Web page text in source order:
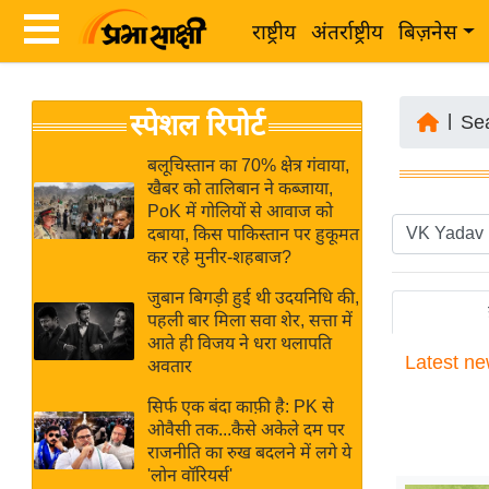
राष्ट्रीय अंतर्राष्ट्रीय बिज़नेस
News
Hindi
Hindi
Live
News in
Hindi
ब
र
अंतर्राष्ट्रीय
बिज़नेस
उद्योग
विशेषज्ञ
राय
स्पेशल रिपोर्ट
बलूचिस्तान का 70% क्षेत्र गंवाया,
खैबर को तालिबान ने कब्जाया,
PoK में गोलियों से आवाज को
दबाया, किस पाकिस्तान पर हुकूमत
कर रहे मुनीर-शहबाज?
जुबान बिगड़ी हुई थी उदयनिधि की,
पहली बार मिला सवा शेर, सत्ता में
आते ही विजय ने धरा थलापति
अवतार
सिर्फ एक बंदा काफ़ी है: PK से
ओवैसी तक...कैसे अकेले दम पर
राजनीति का रुख बदलने में लगे ये
'लोन वॉरियर्स'
Latest